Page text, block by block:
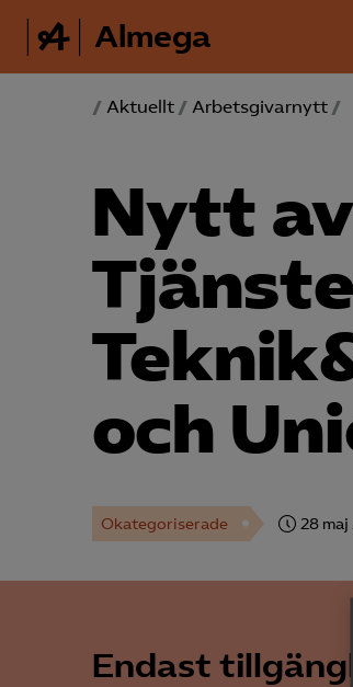
Almega
/ Aktuellt / Arbetsgivarnytt /
Nytt
och
Okategoriserade 28 maj
Endast